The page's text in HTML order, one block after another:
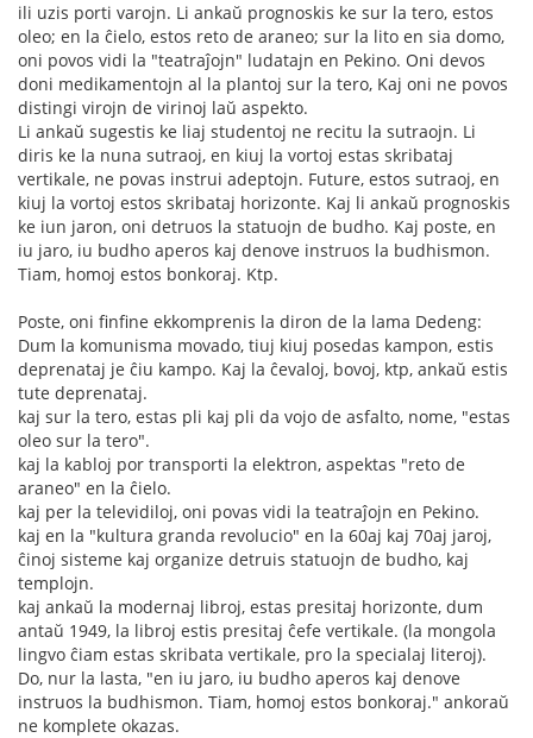
ili uzis porti varojn. Li ankaŭ prognoskis ke sur la tero, estos
oleo; en la ĉielo, estos reto de araneo; sur la lito en sia domo,
oni povos vidi la "teatraĵojn" ludatajn en Pekino. Oni devos
doni medikamentojn al la plantoj sur la tero, Kaj oni ne povos
distingi virojn de virinoj laŭ aspekto.
Li ankaŭ sugestis ke liaj studentoj ne recitu la sutraojn. Li
diris ke la nuna sutraoj, en kiuj la vortoj estas skribataj
vertikale, ne povas instrui adeptojn. Future, estos sutraoj, en
kiuj la vortoj estos skribataj horizonte. Kaj li ankaŭ prognoskis
ke iun jaron, oni detruos la statuojn de budho. Kaj poste, en
iu jaro, iu budho aperos kaj denove instruos la budhismon.
Tiam, homoj estos bonkoraj. Ktp.
Poste, oni finfine ekkomprenis la diron de la lama Dedeng:
Dum la komunisma movado, tiuj kiuj posedas kampon, estis
deprenataj je ĉiu kampo. Kaj la ĉevaloj, bovoj, ktp, ankaŭ estis
tute deprenataj.
kaj sur la tero, estas pli kaj pli da vojo de asfalto, nome, "estas
oleo sur la tero".
kaj la kabloj por transporti la elektron, aspektas "reto de
araneo" en la ĉielo.
kaj per la televidiloj, oni povas vidi la teatraĵojn en Pekino.
kaj en la "kultura granda revolucio" en la 60aj kaj 70aj jaroj,
ĉinoj sisteme kaj organize detruis statuojn de budho, kaj
templojn.
kaj ankaŭ la modernaj libroj, estas presitaj horizonte, dum
antaŭ 1949, la libroj estis presitaj ĉefe vertikale. (la mongola
lingvo ĉiam estas skribata vertikale, pro la specialaj literoj).
Do, nur la lasta, "en iu jaro, iu budho aperos kaj denove
instruos la budhismon. Tiam, homoj estos bonkoraj." ankoraŭ
ne komplete okazas.